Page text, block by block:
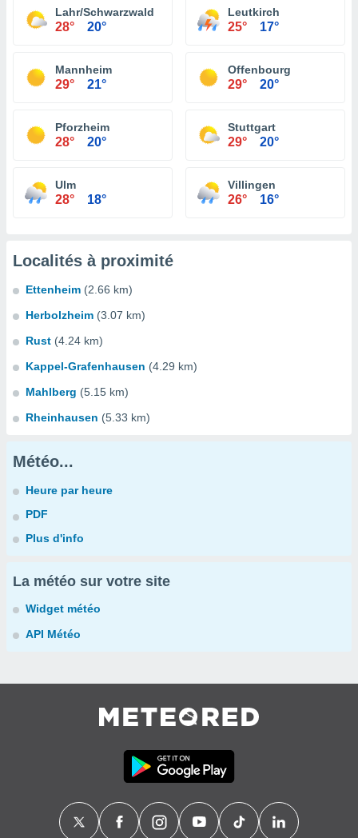
Lahr/Schwarzwald
28° 20°
Leutkirch
25° 17°
Mannheim
29° 21°
Offenbourg
29° 20°
Pforzheim
28° 20°
Stuttgart
29° 20°
Ulm
28° 18°
Villingen
26° 16°
Localités à proximité
Ettenheim (2.66 km)
Herbolzheim (3.07 km)
Rust (4.24 km)
Kappel-Grafenhausen (4.29 km)
Mahlberg (5.15 km)
Rheinhausen (5.33 km)
Météo...
Heure par heure
PDF
Plus d'info
La météo sur votre site
Widget météo
API Météo